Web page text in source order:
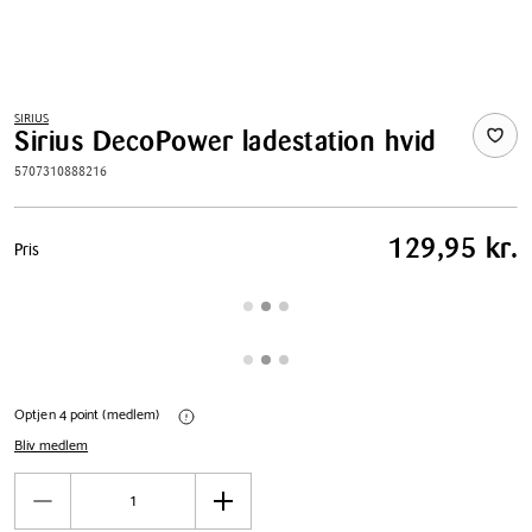
SIRIUS
Sirius DecoPower ladestation hvid
5707310888216
Pris
tabel
Pris 129,95 kr.
Optjen 4 point (medlem)
Bliv medlem
Antal
Øg